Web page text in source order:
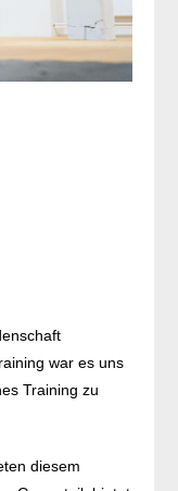
war es uns
Training zu
diesem